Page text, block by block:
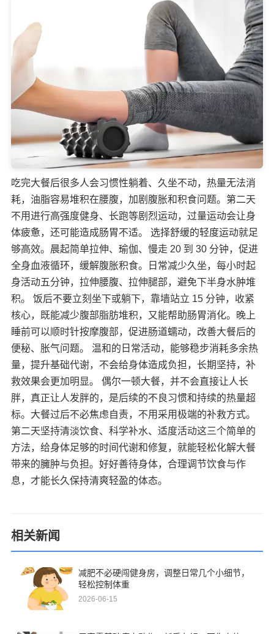
吃完大餐后很多人会习惯性躺着、久坐不动，热量无法消
耗，油脂容易堆积在腰腹，加剧腹胀和积食问题。第二天
不用进行高强度健身、长跑等剧烈运动，过量运动会让身
体疲惫，还可能造成肠胃不适。 选择舒缓的轻度运动就足
够高效。晨起简单拉伸、瑜伽、慢走 20 到 30 分钟，促进
全身血液循环，缓解腹胀积食。日常减少久坐，每小时起
身活动五分钟，拉伸腰腹、拉伸腿部，避免下半身水肿堆
积。 饭后不要立刻坐下或躺下，靠墙站立 15 分钟，收紧
核心，既能减少腹部脂肪堆积，又能帮助肠胃消化。晚上
睡前可以顺时针按摩腹部，促进肠道蠕动，改善大餐后的
便秘、胀气问题。 温和的日常活动，能够稳步消耗多余热
量，提升基础代谢，不会给身体造成负担，长期坚持，补
救效果会更加明显。 偶尔一顿大餐，并不会直接让人长
胖，真正让人发胖的，是后续的不良习惯和持续的热量超
标。大餐过后不必焦虑自责，不用采用极端的补救方式。
第二天坚持清淡饮食、科学补水、适度活动这三个简单的
方法，给身体足够的时间代谢和修复，就能轻松化解大餐
带来的臃肿与负担。好好善待身体，合理调节饮食与作
息，才能长久保持清爽轻盈的体态。
相关新闻
减肥不必硬闯健身房，调整日常几个小细节，
轻松控制体重
2026-06-15